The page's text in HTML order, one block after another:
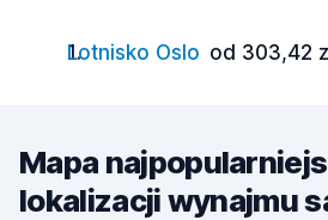
Lotnisko Oslo od 303,42
Mapa
lokalizacji wynajmu